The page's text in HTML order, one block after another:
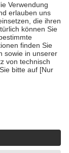
18. Lebensjahr
die von der
Bewertungen
künstlicher